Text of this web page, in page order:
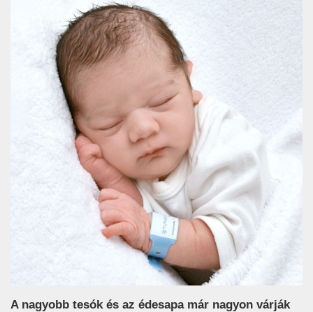
A nagyobb tesók és az édesapa már nagyon várják